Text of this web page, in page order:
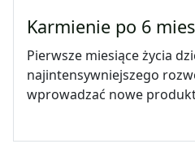
Karmienie po 6
Pierwsze miesiące życia
najintensywniejszego
wprowadzać nowe